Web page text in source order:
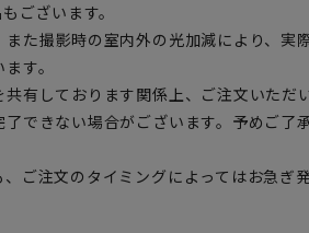
ございます。
た撮影時の室内外の光加減により、実
す。
有しております関係上、ご注文いただ
できない場合がございます。予めご了
ご注文のタイミングによってはお急ぎ